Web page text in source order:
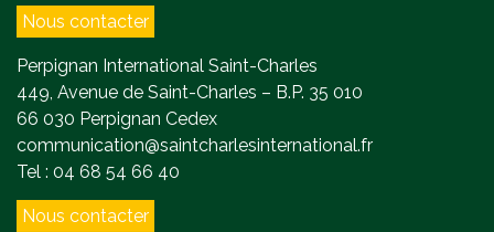
Nous contacter
Perpignan International Saint-Charles
449, Avenue de Saint-Charles – B.P. 35 010
66 030 Perpignan Cedex
communication@saintcharlesinternational.fr
Tel : 04 68 54 66 40
Nous contacter